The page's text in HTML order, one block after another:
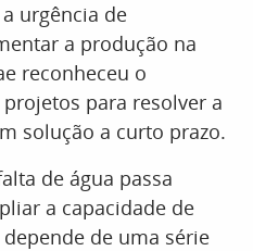
urgência de
a produção na
reconheceu o
para resolver a
solução a curto prazo.
de água passa
a capacidade de
de uma série